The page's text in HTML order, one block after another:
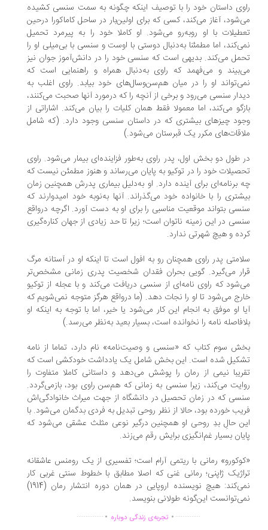
داستان خود را با توصیف اینکه چگونه به سمت سنسی کشیده
آغاز می‌کند، کسی که برای اولین‌بار در ساحل کاماکورا درحین
با او روبه‌رو می‌شود. او کاملا خود را به پیرمرد تحمیل
اما مطمئنا به‌دنبال دوستی با اوست و سنسی با بی‌میلى او را
مى‌کند. بدیهی است که سنسی خود را در دانش‌آموز جوان نیز
و می‌فهمد که راوی به‌دنبال همراه و راهنمایی است که
او را در میان هم‌سن‌وسال‌های خود بیابد. راوی اغلب به
سنسی می‌رود و برخی از آنچه را که درمورد آنها صحبت می‌کنند،
می‌کند، اما معمولا فقط همان کلیات را بیان می‌کند. اشاراتی از
چیزهای بیشتری كه در داستان سنسی وجود دارد. (که شامل
مکرر یک قبرستان می‌شود.)
طول دو بخش اول، پدر راوی به‌طور فزاینده‌ای بیمار می‌شود. راوی
خود را در توکیو به پایان می‌رساند و هنوز مطمئن نیست که
برنامه‌اى براى آینده دارد. او به‌دلیل بیمارى پدرش همچنین زمان
را با خانواده خود می‌گذراند. آنها به‌نوبه خود امیدوارند که
بتواند موقعیت مناسبی را برای او به دست آورد. اگرچه درواقع
در این زمینه ناتوان است؛ زیرا تا حد زیادی از جهان کناره‌گیری
و هیچ شهرتی ندارد.
پدر راوی همچنان رو به افول است تا اینکه او در آستانه مرگ
مى‌گیرد. گویی بحران فقدان شخصیت پدری زمانى مشخص‌تر
که راوی نامه‌ای از سنسی دریافت می‌کند و با عجله از توکیو
می‌شود تا او را نجات دهد. (ما درواقع هرگز متوجه نمی‌شویم که
او موفق به انجام این کار می‌شود یا خیر، اما با توجه به اینکه او
نامه را نخوانده است، بسیار بعید به‌نظر می‌رسد.)
سوم کتاب که «سنسی و وصیت‌نامه» نام دارد، تماما از نامه
شده است. این بخش شامل یک یادداشت خودکشی است که
نیمی از رمان را پوشش می‌دهد و داستانی کاملا متفاوت را
می‌کند، زیرا سنسی به زمانی که هم‌سن راوی بود، بازمی‌گردد.
که در زمان تحصیل در دانشگاه از جهت میراث خانوادگى‌اش
خورده بود، حالا از نظر روحی تبدیل به فردى بدگمان مى‌شود. با
حالِ بدِ روحى او همچنین درگیر نوعی مثلث عشقی می‌شود که
بسیار غم‌انگیزى برایش رقم می‌زند.
رمانی با ریتمی آرام است؛ تفسیری از یک رومنس عاشقانه
ژاپنى؛ رمانی غنى كه اصلا مطابق با خطوط سنتی غربی کار
نمی‌کند: هیچ نویسنده اروپایی در همان دوره انتشار رمان (1914)
این‌گونه طولانی بنویسد.
................تجربه‌ی زندگی دوباره ...............